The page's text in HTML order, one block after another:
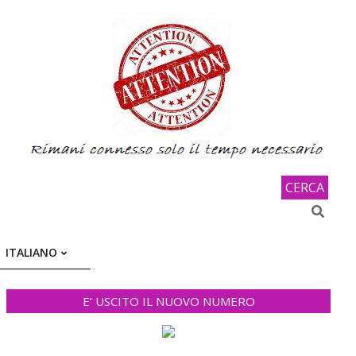
CERCA
Search
ITALIANO
E’ USCITO IL NUOVO NUMERO